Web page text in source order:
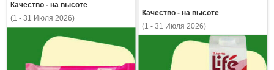
Качество - на высоте
(1 - 31 Июля 2026)
Качество - на высоте
(1 - 31 Июля 2026)